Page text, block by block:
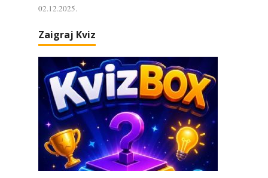
02.12.2025.
Zaigraj Kviz